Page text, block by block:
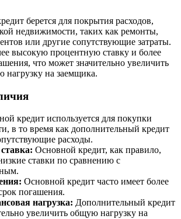
берется для покрытия расходов,
недвижимости, таких как ремонты,
или другие сопутствующие затраты.
высокую процентную ставку и более
что может значительно увеличить
на заемщика.
кредит используется для покупки
в то время как дополнительный кредит
расходы.
Основной кредит, как правило,
ставки по сравнению с
Основной кредит часто имеет более
погашения.
нагрузка: Дополнительный кредит
увеличить общую нагрузку на